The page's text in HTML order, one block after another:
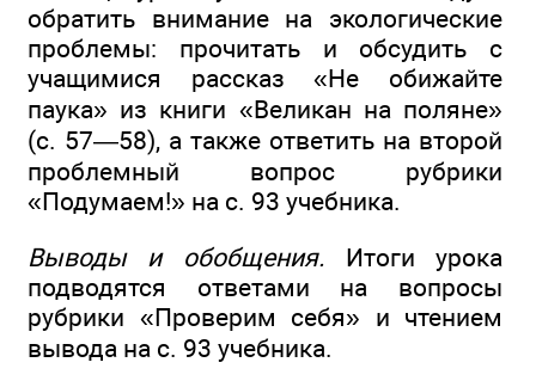
обратить внимание на экологические
проблемы: прочитать и обсудить с
учащимися рассказ «Не обижайте
паука» из книги «Великан на поляне»
(с. 57—58), а также ответить на второй
проблемный вопрос рубрики
«Подумаем!» на с. 93 учебника.
Выводы и обобщения. Итоги урока
подводятся ответами на вопросы
рубрики «Проверим себя» и чтением
вывода на с. 93 учебника.